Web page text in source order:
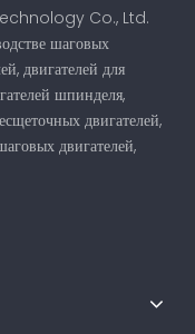
Co., Ltd.
шаговых
двигателей для
шпинделя,
двигателей,
двигателей,